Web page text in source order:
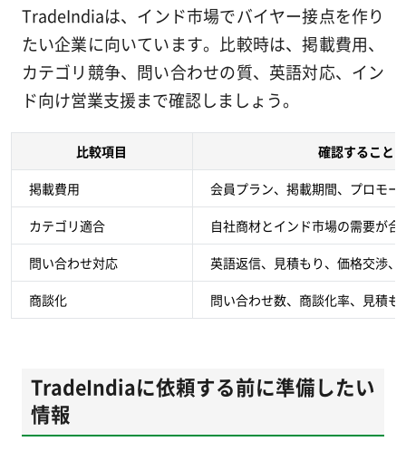
TradeIndiaは、インド市場でバイヤー接点を作り
たい企業に向いています。比較時は、掲載費用、
カテゴリ競争、問い合わせの質、英語対応、イン
ド向け営業支援まで確認しましょう。
比較項目 確認すること
掲載費用 会員プラン、掲載期間、プロモー
カテゴリ適合 自社商材とインド市場の需要が合
問い合わせ対応 英語返信、見積もり、価格交渉、
商談化 問い合わせ数、商談化率、見積も
TradeIndiaに依頼する前に準備したい
情報